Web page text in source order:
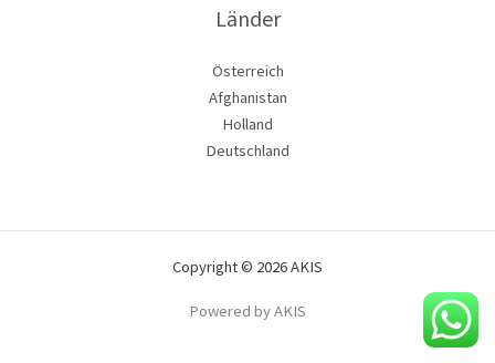
Länder
Österreich
Afghanistan
Holland
Deutschland
Copyright © 2026 AKIS
Powered by AKIS